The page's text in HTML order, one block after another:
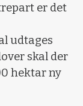
er det
udtages
skal der
hektar ny